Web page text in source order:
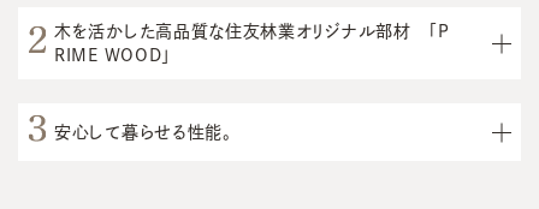
木を活かした高品質な住友林業オリジナル部材 「P
RIME WOOD」
安心して暮らせる性能。